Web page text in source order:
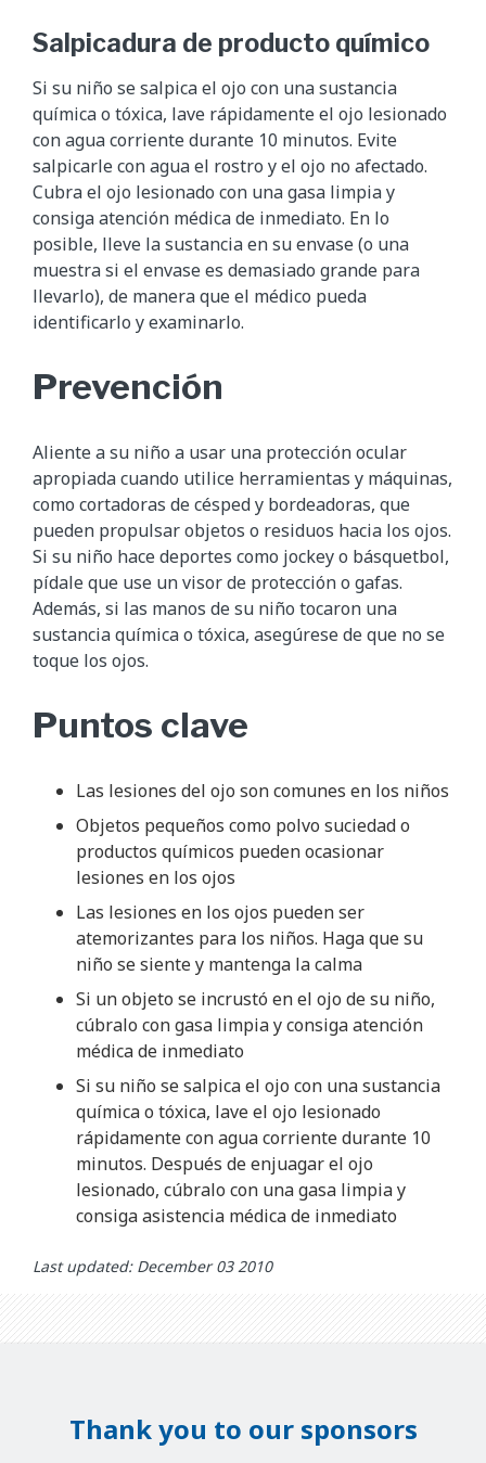
Salpicadura de producto químico
Si su niño se salpica el ojo con una sustancia
química o tóxica, lave rápidamente el ojo lesionado
con agua corriente durante 10 minutos. Evite
salpicarle con agua el rostro y el ojo no afectado.
Cubra el ojo lesionado con una gasa limpia y
consiga atención médica de inmediato. En lo
posible, lleve la sustancia en su envase (o una
muestra si el envase es demasiado grande para
llevarlo), de manera que el médico pueda
identificarlo y examinarlo.
Prevención
Aliente a su niño a usar una protección ocular
apropiada cuando utilice herramientas y máquinas,
como cortadoras de césped y bordeadoras, que
pueden propulsar objetos o residuos hacia los ojos.
Si su niño hace deportes como jockey o básquetbol,
pídale que use un visor de protección o gafas.
Además, si las manos de su niño tocaron una
sustancia química o tóxica, asegúrese de que no se
toque los ojos.
Puntos clave
Las lesiones del ojo son comunes en los niños
Objetos pequeños como polvo suciedad o
productos químicos pueden ocasionar
lesiones en los ojos
Las lesiones en los ojos pueden ser
atemorizantes para los niños. Haga que su
niño se siente y mantenga la calma
Si un objeto se incrustó en el ojo de su niño,
cúbralo con gasa limpia y consiga atención
médica de inmediato
Si su niño se salpica el ojo con una sustancia
química o tóxica, lave el ojo lesionado
rápidamente con agua corriente durante 10
minutos. Después de enjuagar el ojo
lesionado, cúbralo con una gasa limpia y
consiga asistencia médica de inmediato
Last updated: December 03 2010
Thank you to our sponsors